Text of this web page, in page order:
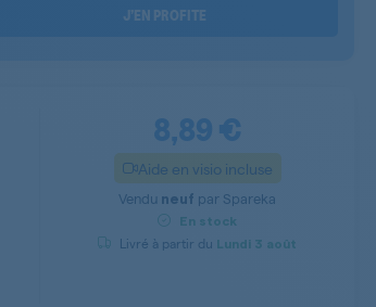
J’EN PROFITE
8,89 €
Aide en visio incluse
Vendu neuf par Spareka
En stock
Livré à partir du Lundi 3 août